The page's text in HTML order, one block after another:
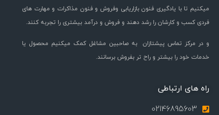
میکنیم تا با یادگیری فنون بازاریابی وفروش و فنون مذاکرات و مهارت های
فردی کسب و کارشان را رشد دهند و فروش و درآمد بیشتری را تجربه کنند.
و در مرکز تماس پیشتازان به صاحبین مشاغل کمک میکنیم محصول یا
خدمات خود را بیشتر و راح تر بفروش برسانند.
راه های ارتباطی
02146895603